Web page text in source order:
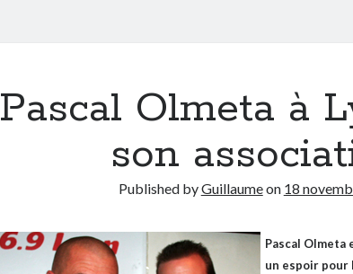
Pascal Olmeta à
son
Published byGuillaumeon 18
Pascal Olmeta
un espoir pour